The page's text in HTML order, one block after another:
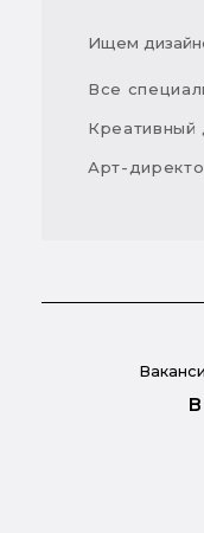
Ищем
Все
Креативный
Арт-